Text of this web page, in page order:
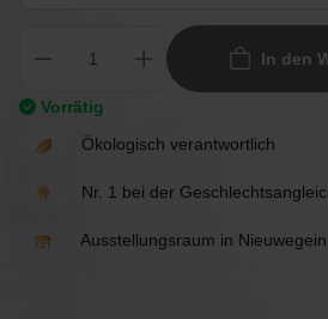
In den
Vorrätig
Ökologisch verantwortlich
Nr. 1 bei der
Ausstellungsraum in Nieuwegein